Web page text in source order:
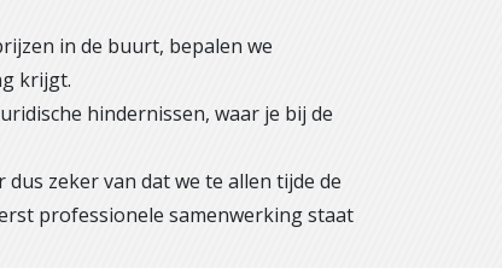
in de buurt, bepalen we
krijgt.
hindernissen, waar je bij de
zeker van dat we te allen tijde de
professionele samenwerking staat